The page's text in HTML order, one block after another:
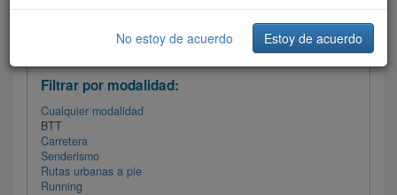
Filtrar las rutas
Filtrar por modalidad:
Cualquier modalidad
BTT
Carretera
Senderismo
Rutas urbanas a pie
Running
No estoy de acuerdo Estoy de acuerdo